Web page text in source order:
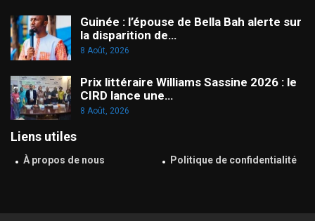
Guinée : l’épouse de Bella Bah alerte sur
la disparition de…
8 Août, 2026
Prix littéraire Williams Sassine 2026 : le
CIRD lance une…
8 Août, 2026
Liens utiles
À propos de nous Politique de confidentialité